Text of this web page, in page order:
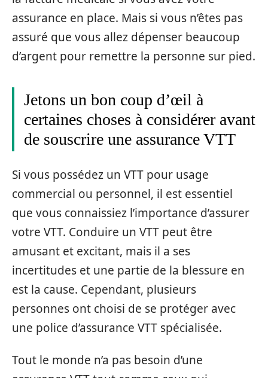
assurance en place. Mais si vous n’êtes pas
assuré que vous allez dépenser beaucoup
d’argent pour remettre la personne sur pied.
Jetons un bon coup d’œil à
certaines choses à considérer avant
de souscrire une assurance VTT
Si vous possédez un VTT pour usage
commercial ou personnel, il est essentiel
que vous connaissiez l’importance d’assurer
votre VTT. Conduire un VTT peut être
amusant et excitant, mais il a ses
incertitudes et une partie de la blessure en
est la cause. Cependant, plusieurs
personnes ont choisi de se protéger avec
une police d’assurance VTT spécialisée.
Tout le monde n’a pas besoin d’une